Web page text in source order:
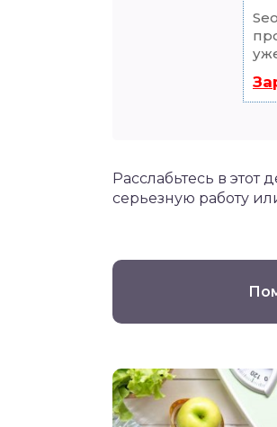
Расслабьтесь в этот
серьезную работу